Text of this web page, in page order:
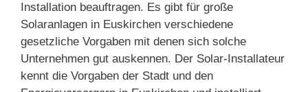
Installation beauftragen. Es gibt für große
Solaranlagen in Euskirchen verschiedene
gesetzliche Vorgaben mit denen sich solche
Unternehmen gut auskennen. Der Solar-Installateur
kennt die Vorgaben der Stadt und den